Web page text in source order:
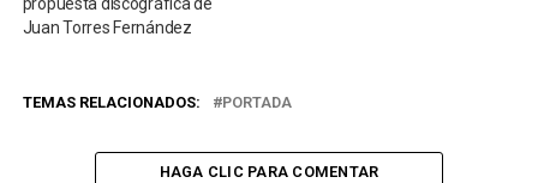
propuesta discográfica de
Juan Torres Fernández
TEMAS RELACIONADOS: PORTADA
HAGA CLIC PARA COMENTAR